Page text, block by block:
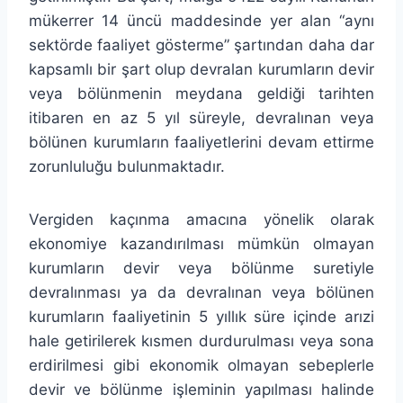
mükerrer 14 üncü maddesinde yer alan “aynı
sektörde faaliyet gösterme” şartından daha dar
kapsamlı bir şart olup devralan kurumların devir
veya bölünmenin meydana geldiği tarihten
itibaren en az 5 yıl süreyle, devralınan veya
bölünen kurumların faaliyetlerini devam ettirme
zorunluluğu bulunmaktadır.
Vergiden kaçınma amacına yönelik olarak
ekonomiye kazandırılması mümkün olmayan
kurumların devir veya bölünme suretiyle
devralınması ya da devralınan veya bölünen
kurumların faaliyetinin 5 yıllık süre içinde arızi
hale getirilerek kısmen durdurulması veya sona
erdirilmesi gibi ekonomik olmayan sebeplerle
devir ve bölünme işleminin yapılması halinde